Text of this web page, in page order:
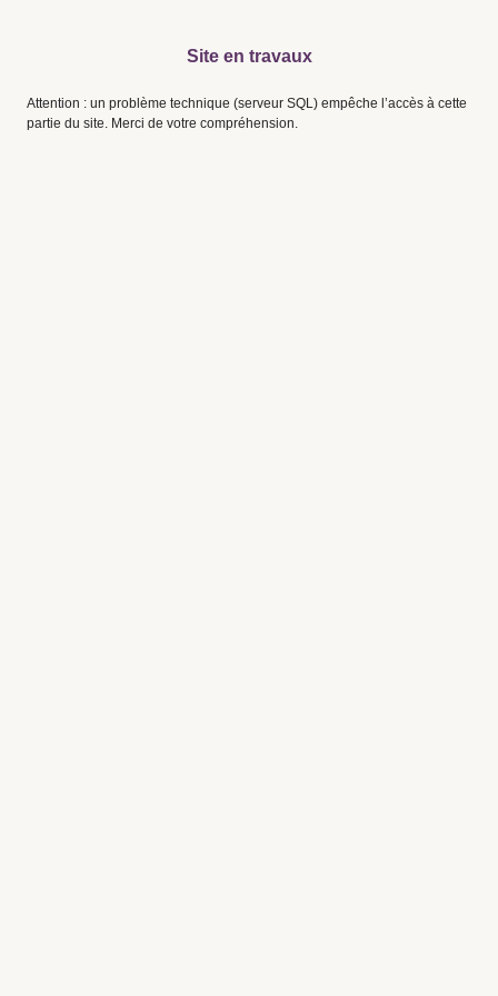
Site en travaux
Attention : un problème technique (serveur SQL) empêche l’accès à cette
partie du site. Merci de votre compréhension.